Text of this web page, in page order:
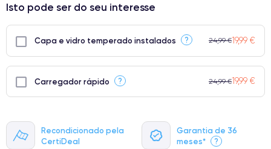
Recondicionado pela
CertiDeal
Garantia de 36
meses*
?
Isto pode ser do seu interesse
Capa e vidro temperado instalados ? 24,99 €19,99 €
Carregador rápido ? 24,99 €19,99 €